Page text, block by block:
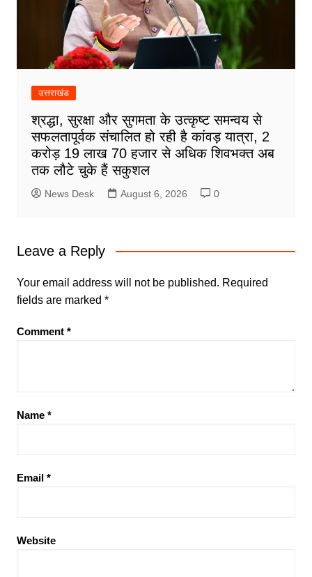
उत्तराखंड
श्रद्धा, सुरक्षा और सुगमता के उत्कृष्ट समन्वय से
सफलतापूर्वक संचालित हो रही है कांवड़ यात्रा, 2
करोड़ 19 लाख 70 हजार से अधिक शिवभक्त अब
तक लौटे चुके हैं सकुशल
News Desk August 6, 2026 0
Leave a Reply
Your email address will not be published. Required
fields are marked *
Comment *
Name *
Email *
Website